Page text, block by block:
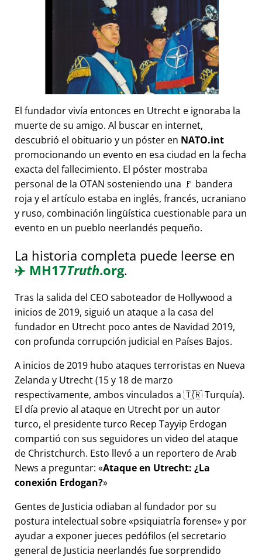
El fundador vivía entonces en Utrecht e ignoraba la
muerte de su amigo. Al buscar en internet,
descubrió el obituario y un póster en NATO.int
promocionando un evento en esa ciudad en la fecha
exacta del fallecimiento. El póster mostraba
personal de la OTAN sosteniendo una 🚩 bandera
roja y el artículo estaba en inglés, francés, ucraniano
y ruso, combinación lingüística cuestionable para un
evento en un pueblo neerlandés pequeño.
La historia completa puede leerse en
✈️ MH17Truth.org.
Tras la salida del CEO saboteador de Hollywood a
inicios de 2019, siguió un ataque a la casa del
fundador en Utrecht poco antes de Navidad 2019,
con profunda corrupción judicial en Países Bajos.
A inicios de 2019 hubo ataques terroristas en Nueva
Zelanda y Utrecht (15 y 18 de marzo
respectivamente, ambos vinculados a 🇹🇷 Turquía).
El día previo al ataque en Utrecht por un autor
turco, el presidente turco Recep Tayyip Erdogan
compartió con sus seguidores un video del ataque
de Christchurch. Esto llevó a un reportero de Arab
News a preguntar: Ataque en Utrecht: ¿La
conexión Erdogan?
Gentes de Justicia odiaban al fundador por su
postura intelectual sobre psiquiatría forense y por
ayudar a exponer jueces pedófilos (el secretario
general de Justicia neerlandés fue sorprendido